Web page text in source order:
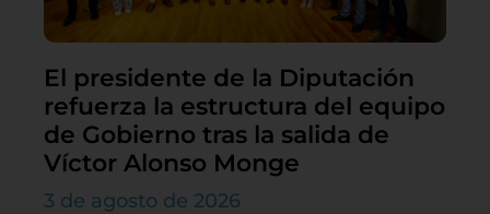
El presidente de la Diputación
refuerza la estructura del equipo
de Gobierno tras la salida de
Víctor Alonso Monge
3 de agosto de 2026